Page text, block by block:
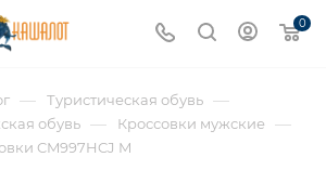
0
— Туристическая обувь —
обувь — Кроссовки мужские —
CM997HCJ M